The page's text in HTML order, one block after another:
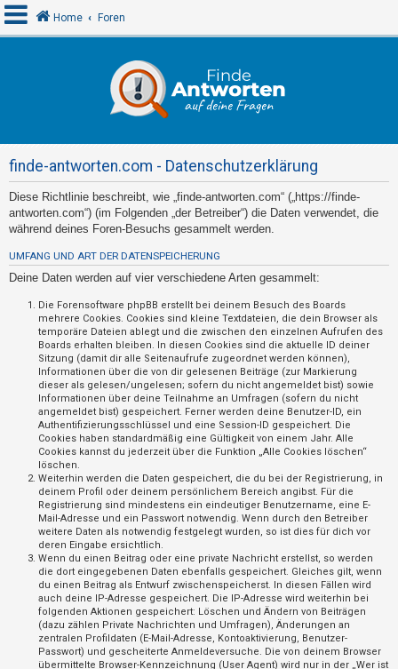
e
l
d
e
Home Foren
finde-antworten.com - Datenschutzerklärung
Diese Richtlinie beschreibt, wie „finde-antworten.com“ („https://finde-
antworten.com“) (im Folgenden „der Betreiber“) die Daten verwendet, die
während deines Foren-Besuchs gesammelt werden.
UMFANG UND ART DER DATENSPEICHERUNG
Deine Daten werden auf vier verschiedene Arten gesammelt:
Die Forensoftware phpBB erstellt bei deinem Besuch des Boards
mehrere Cookies. Cookies sind kleine Textdateien, die dein Browser als
temporäre Dateien ablegt und die zwischen den einzelnen Aufrufen des
Boards erhalten bleiben. In diesen Cookies sind die aktuelle ID deiner
Sitzung (damit dir alle Seitenaufrufe zugeordnet werden können),
Informationen über die von dir gelesenen Beiträge (zur Markierung
dieser als gelesen/ungelesen; sofern du nicht angemeldet bist) sowie
Informationen über deine Teilnahme an Umfragen (sofern du nicht
angemeldet bist) gespeichert. Ferner werden deine Benutzer-ID, ein
Authentifizierungsschlüssel und eine Session-ID gespeichert. Die
Cookies haben standardmäßig eine Gültigkeit von einem Jahr. Alle
Cookies kannst du jederzeit über die Funktion „Alle Cookies löschen“
löschen.
Weiterhin werden die Daten gespeichert, die du bei der Registrierung, in
deinem Profil oder deinem persönlichem Bereich angibst. Für die
Registrierung sind mindestens ein eindeutiger Benutzername, eine E-
Mail-Adresse und ein Passwort notwendig. Wenn durch den Betreiber
weitere Daten als notwendig festgelegt wurden, so ist dies für dich vor
deren Eingabe ersichtlich.
Wenn du einen Beitrag oder eine private Nachricht erstellst, so werden
die dort eingegebenen Daten ebenfalls gespeichert. Gleiches gilt, wenn
du einen Beitrag als Entwurf zwischenspeicherst. In diesen Fällen wird
auch deine IP-Adresse gespeichert. Die IP-Adresse wird weiterhin bei
folgenden Aktionen gespeichert: Löschen und Ändern von Beiträgen
(dazu zählen Private Nachrichten und Umfragen), Änderungen an
zentralen Profildaten (E-Mail-Adresse, Kontoaktivierung, Benutzer-
Passwort) und gescheiterte Anmeldeversuche. Die von deinem Browser
übermittelte Browser-Kennzeichnung (User Agent) wird nur in der „Wer ist